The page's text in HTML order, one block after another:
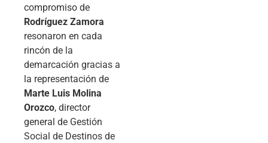
compromiso de
Rodríguez Zamora
resonaron en cada
rincón de la
demarcación gracias a
la representación de
Marte Luis Molina
Orozco, director
general de Gestión
Social de Destinos de